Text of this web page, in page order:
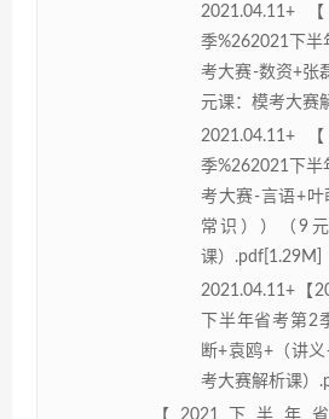
季%262021下半
考大赛-数资+张
元课：模考大赛
季%262021下半
考大赛-言语+叶
常识））（9
课）.pdf[1.29M]
2021.04.11+【
下半年省考第2
断+袁鸥+（讲
考大赛解析课）